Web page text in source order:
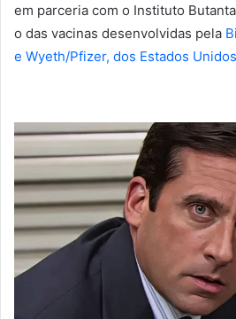
em parceria com o Instituto
o das vacinas desenvolvidas pela
e Wyeth/Pfizer, dos Estados Unidos